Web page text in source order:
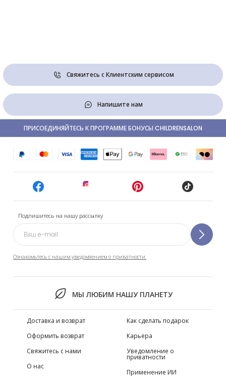
Свяжитесь с Клиентским сервисом
Напишите нам
Подпишитесь на нашу рассылку
Ознакомьтесь с нашим уведомлением о приватности.
МЫ ЛЮБИМ НАШУ ПЛАНЕТУ
ПРИСОЕДИНЯЙТЕСЬ К ПРОГРАММЕ БОНУСЫ CHILDRENSALON
Доставка и возврат
Оформить возврат
Свяжитесь с нами
О нас
Как сделать подарок
Карьера
Уведомление о
приватности
Применение ИИ